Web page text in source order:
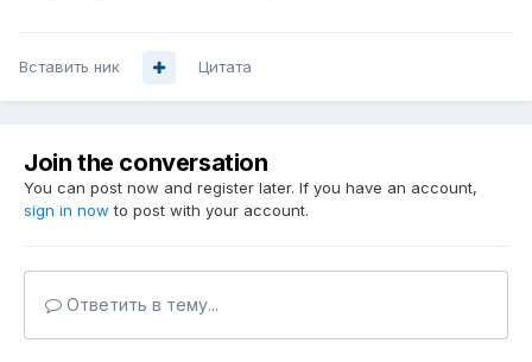
Вставить ник Цитата
Join the conversation
You can post now and register later. If you have an account,
sign in now to post with your account.
Ответить в тему...